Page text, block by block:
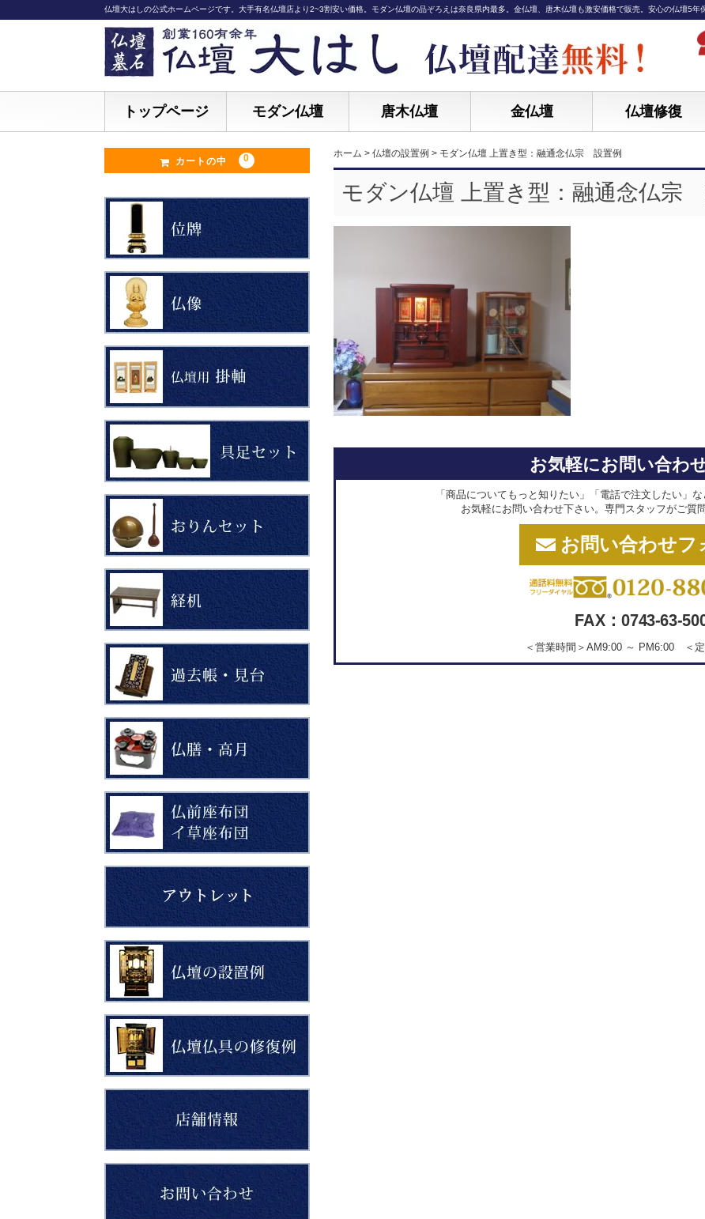
仏壇大はしの公式ホームページです。大手有名仏壇店より2~3割安い価格。モダン仏壇の品ぞろえは奈良県内最多。金仏壇、唐木仏壇も激安価格で販売。安心の仏壇5年
トップページ モダン仏壇 唐木仏壇 金仏壇 仏壇修復
ホーム > 仏壇の設置例 > モダン仏壇 上置き型：融通念仏宗 設置例
モダン仏壇 上置き型：融通念仏宗
お気軽にお問い合わ
「商品についてもっと知りたい」「電話で注文したい」
お気軽にお問い合わせ下さい。専門スタッフがご質
お問い合わせフ
FAX：0743-63-
＜営業時間＞AM9:00 ～ PM6:00 ＜定
カートの中 0